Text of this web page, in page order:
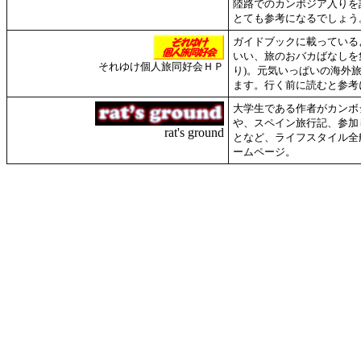
陸路でのカンボジア入り
とても参考になるでしょう
それゆけ個人旅同好会ＨＰ
ガイドブックに載ってい
いい、旅のおバカばなしを
り)。元気いっぱいの海外
ます。行く前に読むと参
rat's ground
大学生である作者がカン
や、スペイン旅行記、参
となど、ライフスタイル
ームページ。